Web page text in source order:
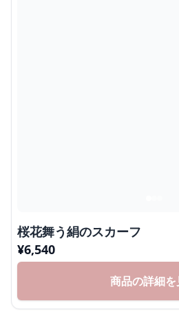
桜花舞う絹のスカーフ
¥6,540
商品の詳細を